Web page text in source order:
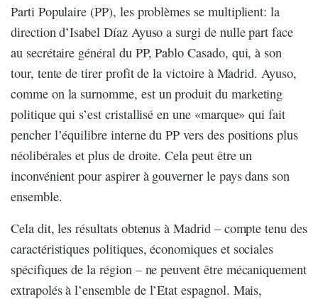
Parti Populaire (PP), les problèmes se multiplient: la
direction d’Isabel Díaz Ayuso a surgi de nulle part face
au secrétaire général du PP, Pablo Casado, qui, à son
tour, tente de tirer profit de la victoire à Madrid. Ayuso,
comme on la surnomme, est un produit du marketing
politique qui s’est cristallisé en une «marque» qui fait
pencher l’équilibre interne du PP vers des positions plus
néolibérales et plus de droite. Cela peut être un
inconvénient pour aspirer à gouverner le pays dans son
ensemble.
Cela dit, les résultats obtenus à Madrid – compte tenu des
caractéristiques politiques, économiques et sociales
spécifiques de la région – ne peuvent être mécaniquement
extrapolés à l’ensemble de l’Etat espagnol. Mais,